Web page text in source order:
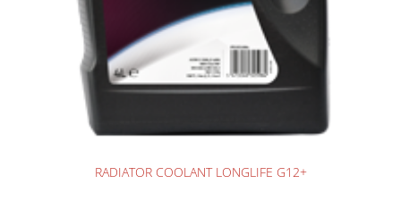
RADIATOR COOLANT LONGLIFE G12+